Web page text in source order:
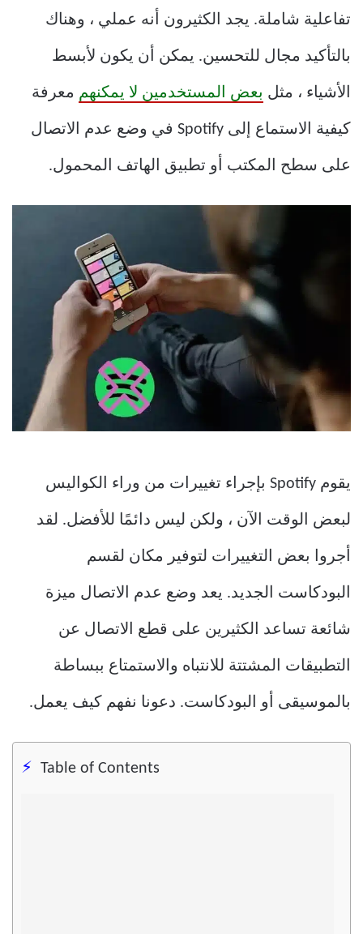
تفاعلية شاملة. يجد الكثيرون أنه عملي ، وهناك
بالتأكيد مجال للتحسين. يمكن أن يكون لأبسط
الأشياء ، مثل بعض المستخدمين لا يمكنهم معرفة
كيفية الاستماع إلى Spotify في وضع عدم الاتصال
على سطح المكتب أو تطبيق الهاتف المحمول.
يقوم Spotify بإجراء تغييرات من وراء الكواليس
لبعض الوقت الآن ، ولكن ليس دائمًا للأفضل. لقد
أجروا بعض التغييرات لتوفير مكان لقسم
البودكاست الجديد. يعد وضع عدم الاتصال ميزة
شائعة تساعد الكثيرين على قطع الاتصال عن
التطبيقات المشتتة للانتباه والاستمتاع ببساطة
بالموسيقى أو البودكاست. دعونا نفهم كيف يعمل.
Table of Contents